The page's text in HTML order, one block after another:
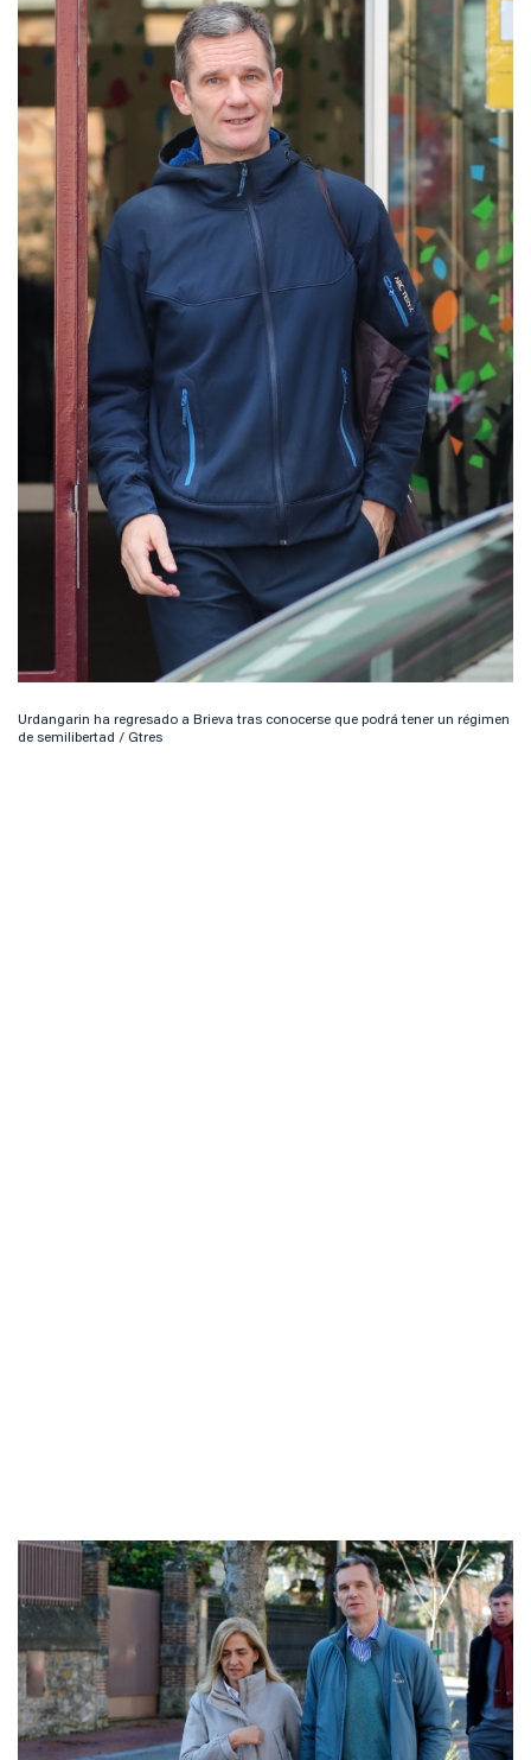
Urdangarin ha regresado a Brieva tras conocerse que podrá tener un régimen
de semilibertad / Gtres